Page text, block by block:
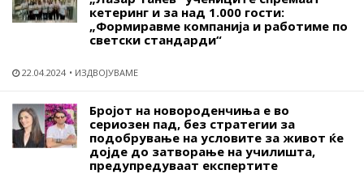
кетеринг и за над 1.000 гости:
„Формиравме компанија и работиме по
светски стандарди“
22.04.2024 ИЗДВОЈУВАМЕ
Бројот на новороденчиња е во
сериозен пад, без стратегии за
подобрување на условите за живот ќе
дојде до затворање на училишта,
предупредуваат експертите